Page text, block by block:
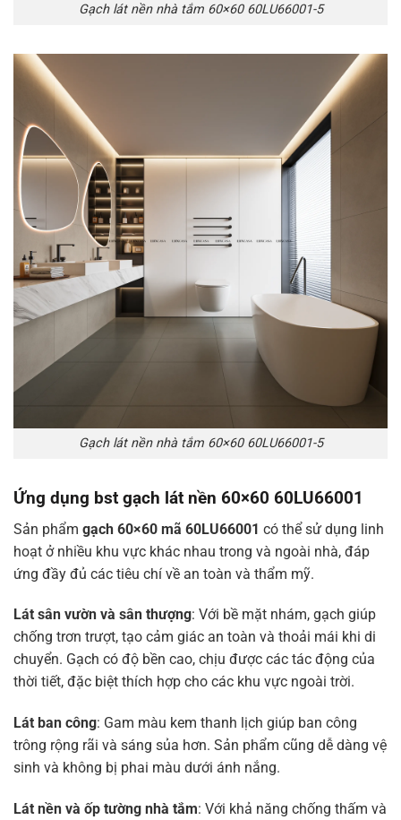
Gạch lát nền nhà tắm 60×60 60LU66001-5
Gạch lát nền nhà tắm 60×60 60LU66001-5
Ứng dụng bst gạch lát nền 60×60 60LU66001
Sản phẩm gạch 60×60 mã 60LU66001 có thể sử dụng linh
hoạt ở nhiều khu vực khác nhau trong và ngoài nhà, đáp
ứng đầy đủ các tiêu chí về an toàn và thẩm mỹ.
Lát sân vườn và sân thượng: Với bề mặt nhám, gạch giúp
chống trơn trượt, tạo cảm giác an toàn và thoải mái khi di
chuyển. Gạch có độ bền cao, chịu được các tác động của
thời tiết, đặc biệt thích hợp cho các khu vực ngoài trời.
Lát ban công: Gam màu kem thanh lịch giúp ban công
trông rộng rãi và sáng sủa hơn. Sản phẩm cũng dễ dàng vệ
sinh và không bị phai màu dưới ánh nắng.
Lát nền và ốp tường nhà tắm: Với khả năng chống thấm và